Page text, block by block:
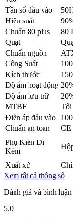
Tần số đầu vào
Hiệu suất
Chuẩn 80 plus
80
Quạt
Chuẩn nguồn
Công Suất
Kích thước
Độ ẩm hoạt động
Độ ẩm lưu trữ
MTBF
Tối
Điện áp đầu vào
Chuẩn an toàn
CE
Phụ Kiện Đi
Kèm
Xuất xứ
Xem tất cả thông số
Đánh giá và bình luận
5.0